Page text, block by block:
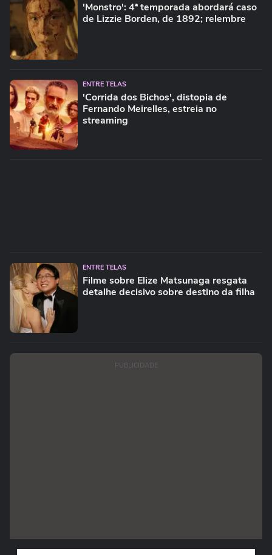
'Monstro': 4ª temporada abordará caso
de Lizzie Borden, de 1892; relembre
ENTRE TELAS
'Corrida dos Bichos', distopia de
Fernando Meirelles, estreia no
streaming
ENTRE TELAS
Filme sobre Elize Matsunaga resgata
detalhe decisivo sobre destino da filha
PUBLICIDADE